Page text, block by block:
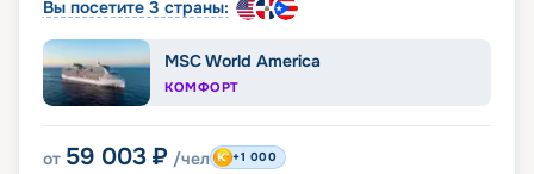
Вы посетите 3 страны:
MSC World America
КОМФОРТ
от 59 003 ₽ /чел +1 000